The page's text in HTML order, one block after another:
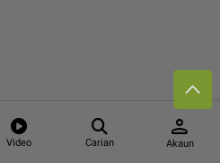
Video Carian
person
Akaun